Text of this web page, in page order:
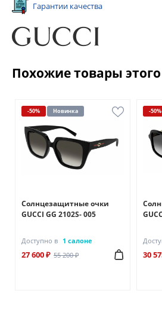
Гарантии качества
Похожие товары
-50% Новинка
Солнцезащитные очки
GUCCI GG 2102S- 005
Доступно в 1 салоне
27 600 ₽ 55 200 ₽
-50%
30